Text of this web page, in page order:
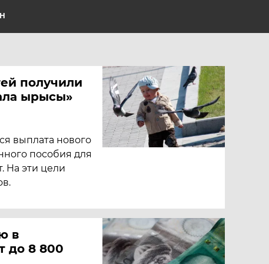
получили
ырысы»
выплата нового
пособия для
На эти цели
в
до 8 800